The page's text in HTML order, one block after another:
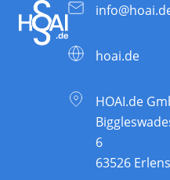
hoai.de
HOAI.de
6
63526